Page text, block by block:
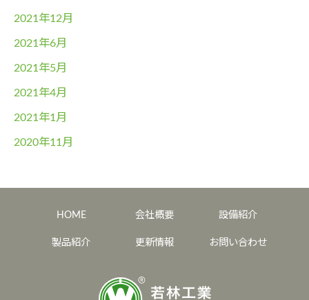
2021年12月
2021年6月
2021年5月
2021年4月
2021年1月
2020年11月
HOME 会社概要 設備紹介
製品紹介 更新情報 お問い合わせ